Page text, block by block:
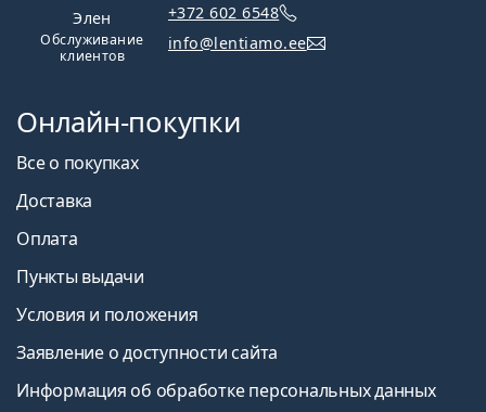
Элен
Обслуживание
клиентов
+372 602 6548
info@lentiamo.ee
Онлайн-покупки
Все о покупках
Доставка
Оплата
Пункты выдачи
Условия и положения
Заявление о доступности сайта
Информация об обработке персональных данных